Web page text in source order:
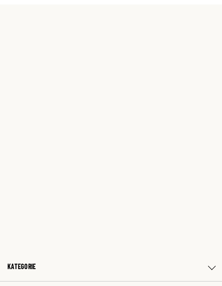
KATEGORIE